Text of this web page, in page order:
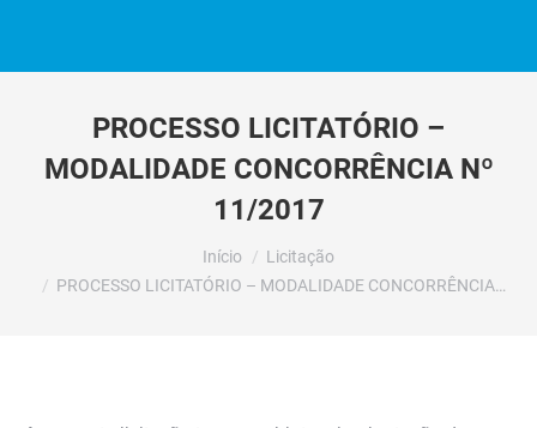
PROCESSO LICITATÓRIO –
MODALIDADE CONCORRÊNCIA Nº
11/2017
Início
Licitação
PROCESSO LICITATÓRIO – MODALIDADE CONCORRÊNCIA…